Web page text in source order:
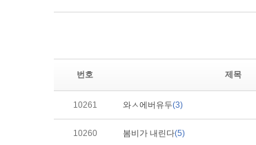
번호 제목
10261 와ㅅ에버유두(3)
10260 봄비가 내린다(5)